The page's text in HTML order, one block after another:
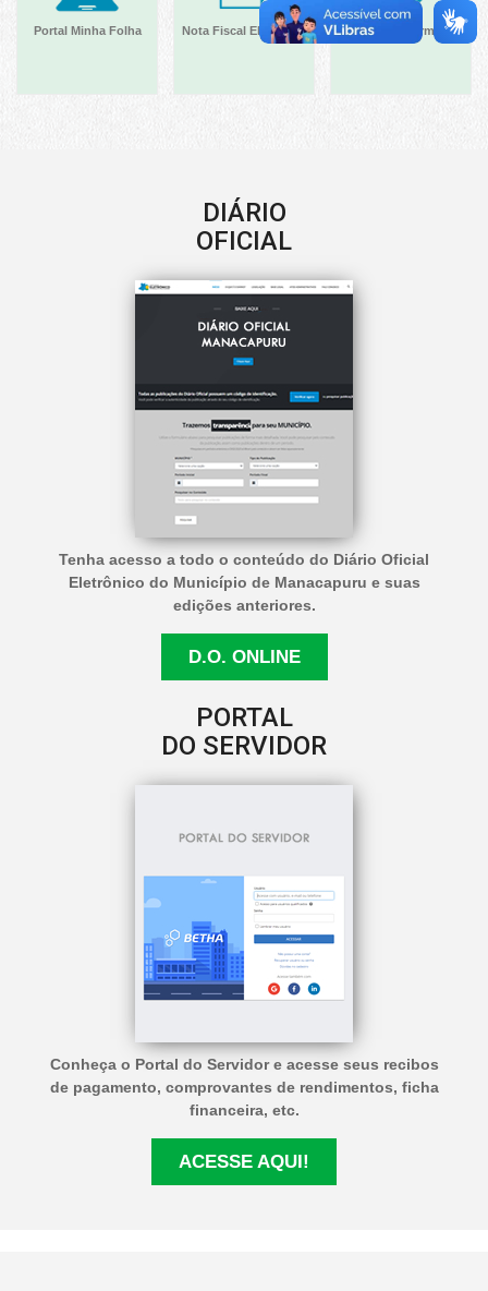
Portal Minha Folha Nota Fiscal Eletrônica Acesso à Informação
DIÁRIO
OFICIAL
Tenha acesso a todo o conteúdo do Diário Oficial
Eletrônico do Município de Manacapuru e suas
edições anteriores.
D.O. ONLINE
PORTAL
DO SERVIDOR
Conheça o Portal do Servidor e acesse seus recibos
de pagamento, comprovantes de rendimentos, ficha
financeira, etc.
ACESSE AQUI!